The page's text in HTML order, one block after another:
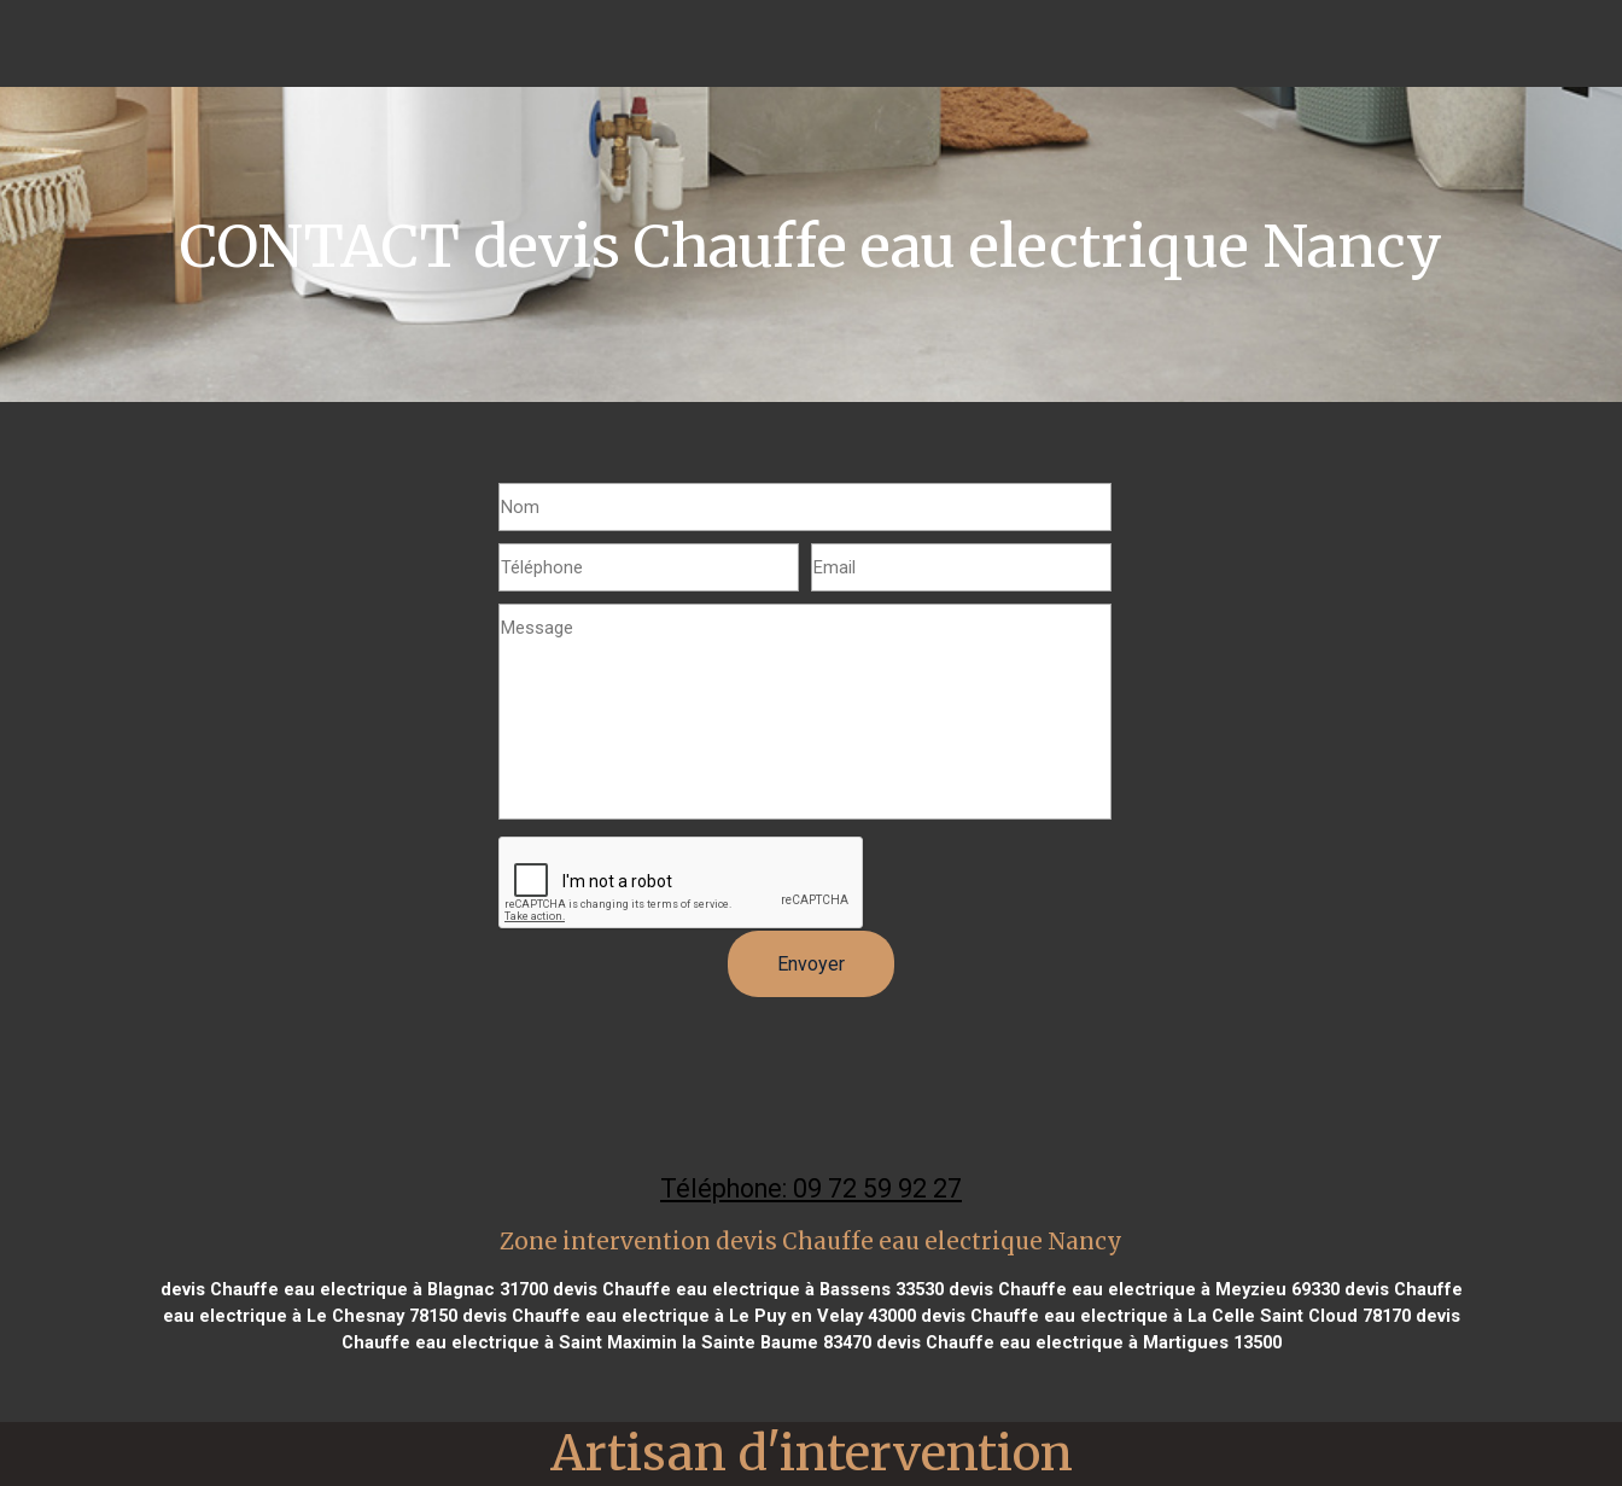
CONTACT devis Chauffe eau electrique Nancy
Téléphone: 09 72 59 92 27
Zone intervention devis Chauffe eau electrique Nancy
devis Chauffe eau electrique à Blagnac 31700devis Chauffe eau electrique à Bassens 33530devis Chauffe eau electrique à Meyzieu 69330devis Chauffe
eau electrique à Le Chesnay 78150devis Chauffe eau electrique à Le Puy en Velay 43000devis Chauffe eau electrique à La Celle Saint Cloud 78170devis
Chauffe eau electrique à Saint Maximin la Sainte Baume 83470devis Chauffe eau electrique à Martigues 13500
Artisan d'intervention